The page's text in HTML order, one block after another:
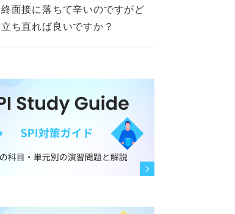
面接に落ちて辛いのですがど
立ち直れば良いですか？